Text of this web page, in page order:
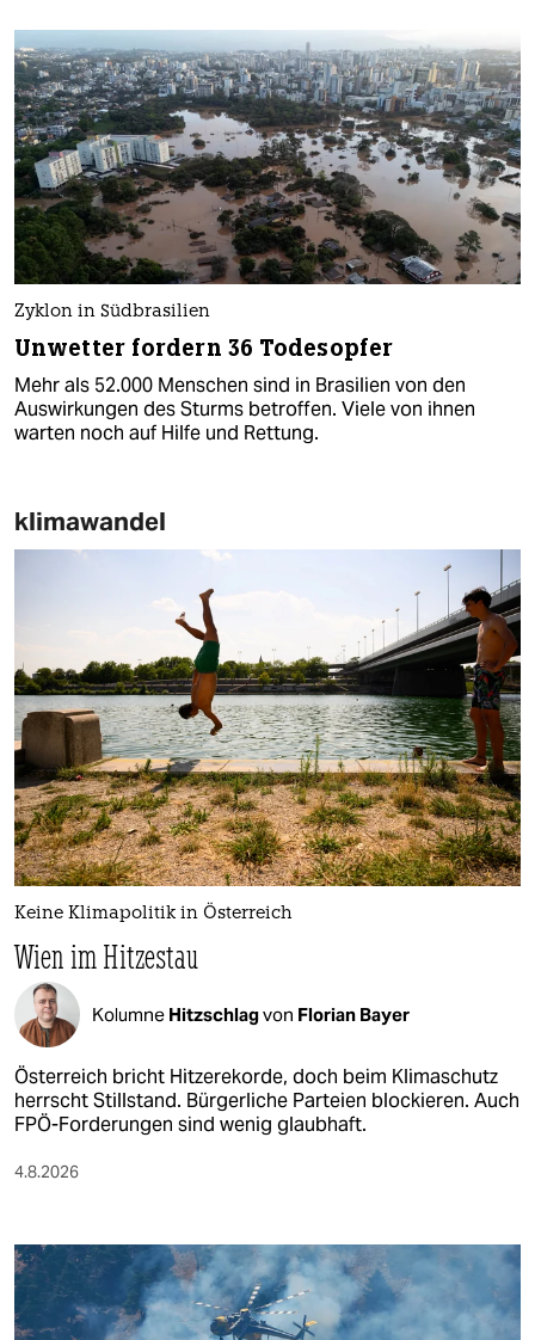
Zyklon in Südbrasilien
Unwetter fordern 36 Todesopfer
Mehr als 52.000 Menschen sind in Brasilien von den
Auswirkungen des Sturms betroffen. Viele von ihnen
warten noch auf Hilfe und Rettung.
klimawandel
Keine Klimapolitik in Österreich
Wien im Hitzestau
Kolumne Hitzschlagvon Florian Bayer
Österreich bricht Hitzerekorde, doch beim Klimaschutz
herrscht Stillstand. Bürgerliche Parteien blockieren. Auch
FPÖ-Forderungen sind wenig glaubhaft.
4.8.2026